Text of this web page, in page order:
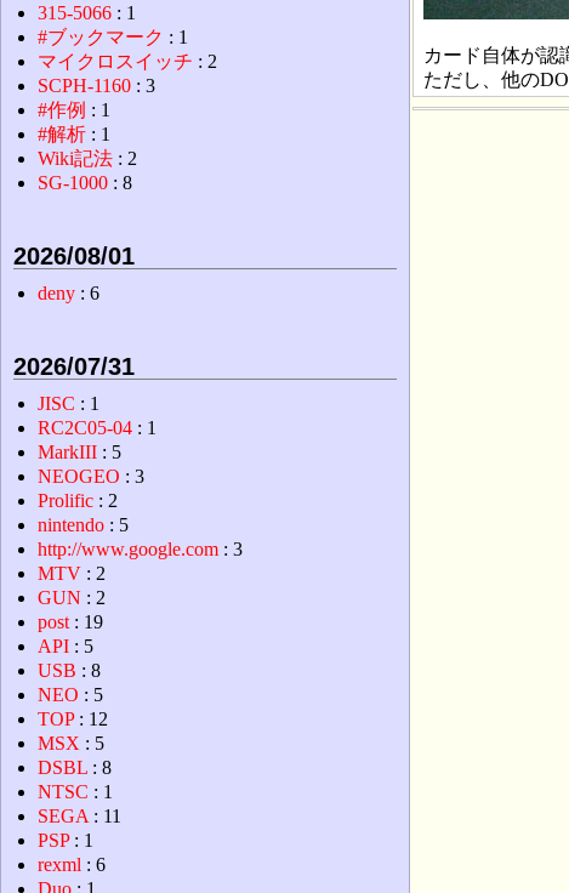
カード自体が認
ただし、他の
315-5066 : 1
#ブックマーク : 1
マイクロスイッチ : 2
SCPH-1160 : 3
#作例 : 1
#解析 : 1
Wiki記法 : 2
SG-1000 : 8
2026/08/01
deny : 6
2026/07/31
JISC : 1
RC2C05-04 : 1
MarkIII : 5
NEOGEO : 3
Prolific : 2
nintendo : 5
http://www.google.com : 3
MTV : 2
GUN : 2
post : 19
API : 5
USB : 8
NEO : 5
TOP: 12
MSX : 5
DSBL : 8
NTSC : 1
SEGA : 11
PSP: 1
rexml : 6
Duo : 1